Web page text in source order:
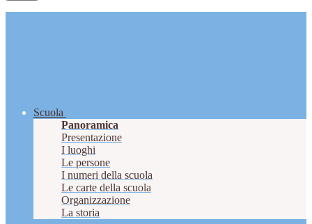
Scuola
Panoramica
Presentazione
I luoghi
Le persone
I numeri della scuola
Le carte della scuola
Organizzazione
La storia